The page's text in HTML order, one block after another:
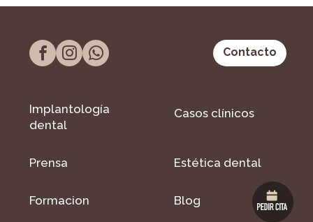
Contacto
Implantología
dental
Casos clínicos
Prensa Estética dental
Formacion Blog